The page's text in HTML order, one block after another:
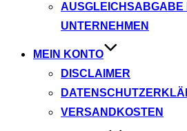
AUSGLEICHSABGABE
UNTERNEHMEN
MEIN KONTO
DISCLAIMER
VERSANDKOSTEN